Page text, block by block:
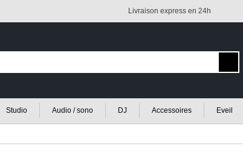
Livraison express en 24h
Studio Audio / sono DJ Accessoires Eveil